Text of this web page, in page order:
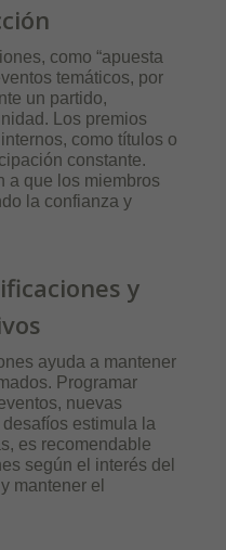
como “apuesta
temáticos, por
un partido,
Los premios
como títulos o
constante.
a que los miembros
la confianza y
y
ayuda a mantener
Programar
nuevas
estimula la
es recomendable
según el interés del
mantener el